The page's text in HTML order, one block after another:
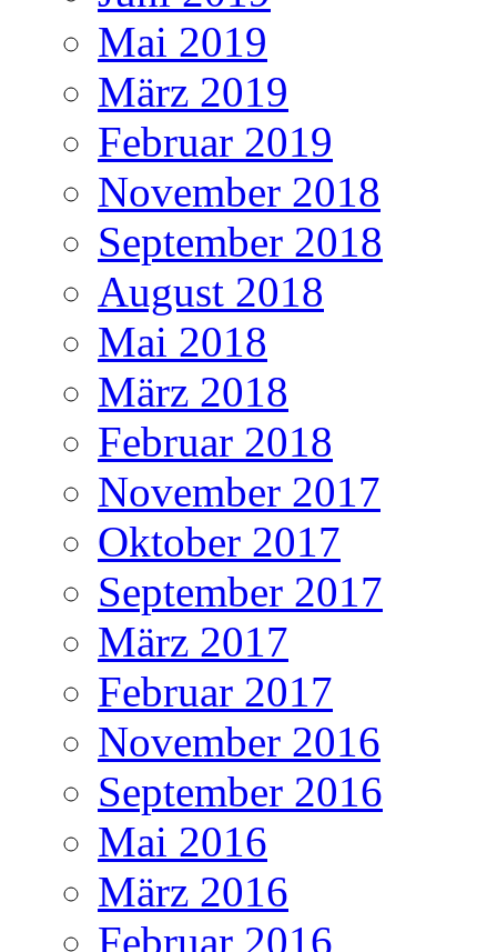
Mai 2019
März 2019
Februar 2019
November 2018
September 2018
August 2018
Mai 2018
März 2018
Februar 2018
November 2017
Oktober 2017
September 2017
März 2017
Februar 2017
November 2016
September 2016
Mai 2016
März 2016
Februar 2016